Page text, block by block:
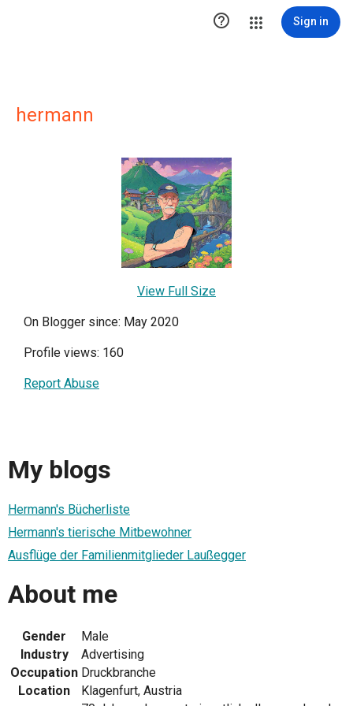
 Sign in
hermann
View Full Size
On Blogger since: May 2020
Profile views: 160
Report Abuse
My blogs
Hermann's Bücherliste
Hermann's tierische Mitbewohner
Ausflüge der Familienmitglieder Laußegger
About me
Gender
Male
Industry
Advertising
Occupation Druckbranche
Location
Klagenfurt, Austria